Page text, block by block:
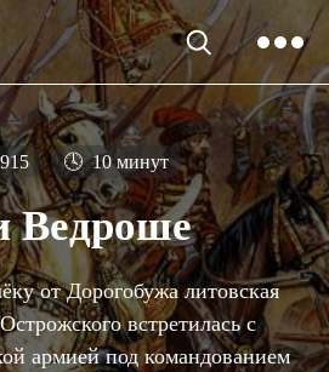
🕓 10 минут
Ведроше
от Дорогобужа литовская
встретилась с
армией под командованием